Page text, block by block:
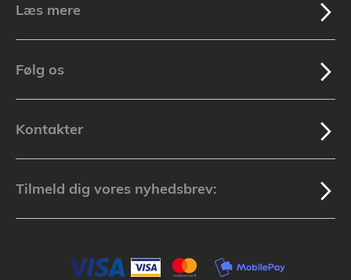
Læs mere
Følg os
Kontakter
Tilmeld dig vores nyhedsbrev: